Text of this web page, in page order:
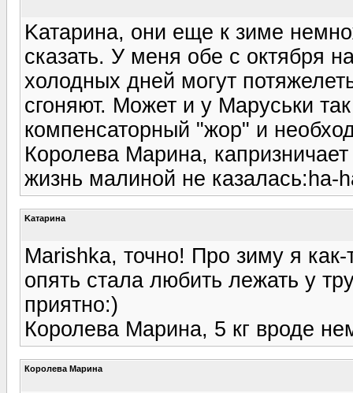
Kатарина, они еще к зиме
сказать. У меня обе с октября
холодных дней могут
сгоняют. Может и у Маруськи
компенсаторный "жор" и
Королева Марина,
жизнь малиной не казалась:ha-
Kатарина
Marishka, точно! Про зиму я
опять стала любить лежать у
приятно:)
Королева Марина, 5 кг вроде
Королева Марина